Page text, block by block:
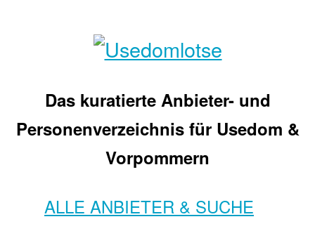
Das kuratierte Anbieter- und
Personenverzeichnis für Usedom &
Vorpommern
ALLE ANBIETER & SUCHE